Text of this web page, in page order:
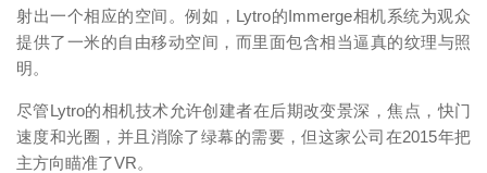
射出一个相应的空间。例如，Lytro的Immerge相机系统为观众
提供了一米的自由移动空间，而里面包含相当逼真的纹理与照
明。
尽管Lytro的相机技术允许创建者在后期改变景深，焦点，快门
速度和光圈，并且消除了绿幕的需要，但这家公司在2015年把
主方向瞄准了VR。